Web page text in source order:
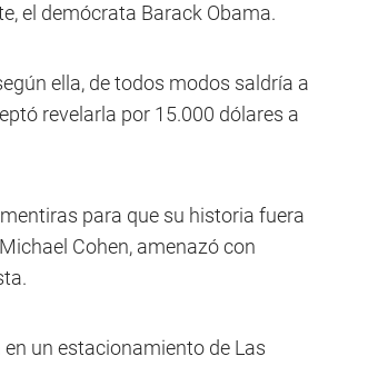
el demócrata Barack Obama.
ella, de todos modos saldría a
revelarla por 15.000 dólares a
para que su historia fuera
Cohen, amenazó con
un estacionamiento de Las